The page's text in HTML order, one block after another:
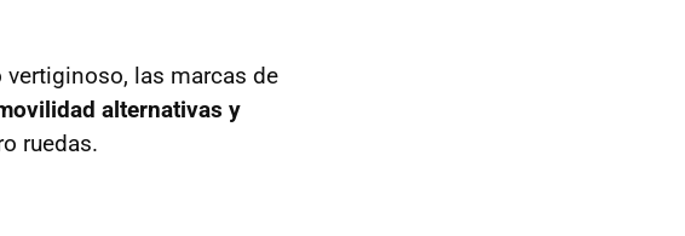
las marcas de
alternativas y
ruedas.